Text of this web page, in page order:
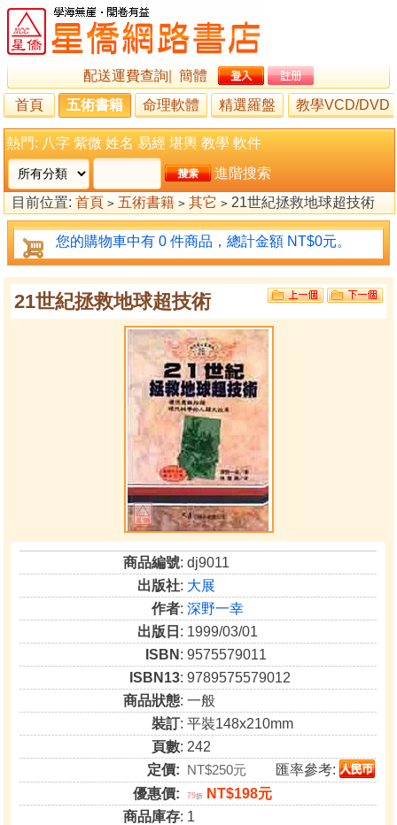
配送運費查詢
簡體
首頁
五術書籍 命理軟體 精選羅盤 教學VCD/DVD
熱門: 八字 紫微 姓名 易經 堪輿 教學 軟件
進階搜索
目前位置: 首頁 > 五術書籍 > 其它 > 21世紀拯救地球超技術
您的購物車中有 0 件商品，總計金額 NT$0元。
21世紀拯救地球超技術
商品編號: dj9011
出版社: 大展
作者:深野一幸
出版日 : 1999/03/01
ISBN : 9575579011
ISBN13: 9789575579012
商品狀態: 一般
裝訂: 平裝148x210mm
頁數: 242
定價: NT$250元
匯率參考:
優惠價:
79折
NT$198元
商品庫存: 1